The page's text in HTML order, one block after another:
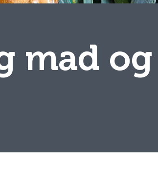
mad